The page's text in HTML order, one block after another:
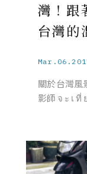
灣！跟
台灣的
關於台灣風
影師 จ ะ เ